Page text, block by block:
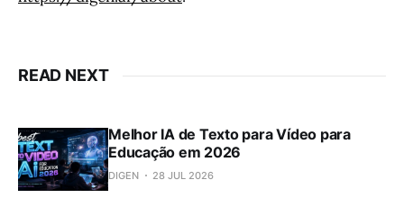
READ NEXT
Melhor IA de Texto para Vídeo para
Educação em 2026
DIGEN 28 JUL 2026